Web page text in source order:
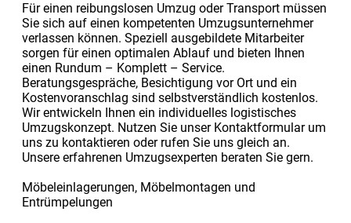
Für einen reibungslosen Umzug oder Transport müssen
Sie sich auf einen kompetenten Umzugsunternehmer
verlassen können. Speziell ausgebildete Mitarbeiter
sorgen für einen optimalen Ablauf und bieten Ihnen
einen Rundum – Komplett – Service.
Beratungsgespräche, Besichtigung vor Ort und ein
Kostenvoranschlag sind selbstverständlich kostenlos.
Wir entwickeln Ihnen ein individuelles logistisches
Umzugskonzept. Nutzen Sie unser Kontaktformular um
uns zu kontaktieren oder rufen Sie uns gleich an.
Unsere erfahrenen Umzugsexperten beraten Sie gern.
Möbeleinlagerungen, Möbelmontagen und
Entrümpelungen